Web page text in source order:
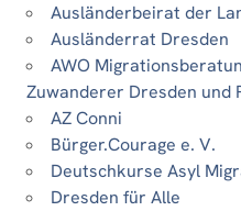
Ausländerbeirat der
Ausländerrat Dresden
AWO
Zuwanderer Dresden und
AZ Conni
Bürger.Courage e. V.
Deutschkurse Asyl
Dresden für Alle